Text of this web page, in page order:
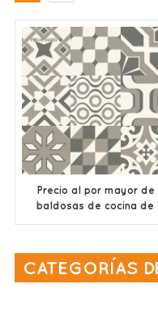
Precio al por mayor de
baldosas de cocina de
CATEGORÍAS